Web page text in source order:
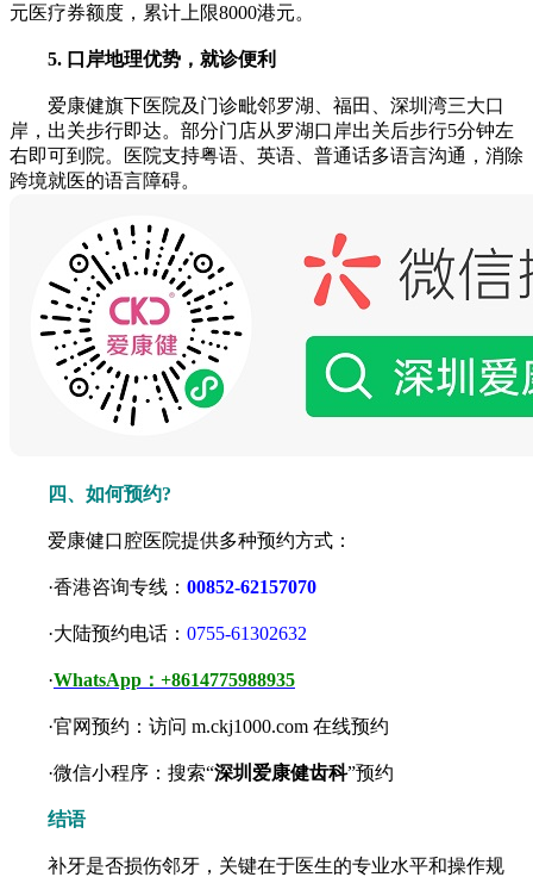
元医疗券额度，累计上限8000港元。
5. 口岸地理优势，就诊便利
爱康健旗下医院及门诊毗邻罗湖、福田、深圳湾三大口
岸，出关步行即达。部分门店从罗湖口岸出关后步行5分钟左
右即可到院。医院支持粤语、英语、普通话多语言沟通，消除
跨境就医的语言障碍。
四、如何预约?
爱康健口腔医院提供多种预约方式：
·香港咨询专线： 00852-62157070
·大陆预约电话： 0755-61302632
·WhatsApp：+8614775988935
·官网预约：访问 m.ckj1000.com 在线预约
·微信小程序：搜索“深圳爱康健齿科”预约
结语
补牙是否损伤邻牙，关键在于医生的专业水平和操作规